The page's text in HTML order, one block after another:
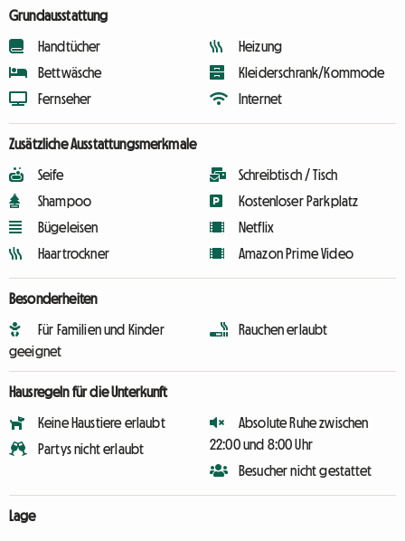
Grundausstattung
Handtücher
Bettwäsche
Fernseher
Heizung
Kleiderschrank/Kommode
Internet
Zusätzliche Ausstattungsmerkmale
Seife
Shampoo
Bügeleisen
Haartrockner
Schreibtisch / Tisch
Kostenloser Parkplatz
Netflix
Amazon Prime Video
Besonderheiten
Für Familien und Kinder
geeignet
Rauchen erlaubt
Hausregeln für die Unterkunft
Keine Haustiere erlaubt
Partys nicht erlaubt
Absolute Ruhe zwischen
22:00 und 8:00 Uhr
Besucher nicht gestattet
Lage